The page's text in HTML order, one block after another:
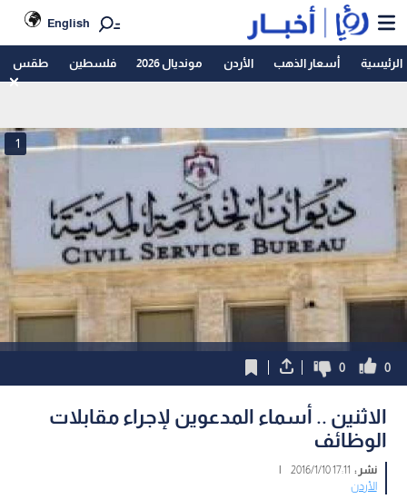
English
الرئيسية أسعار الذهب الأردن مونديال 2026 فلسطين طقس
1
0
0
الاثنين .. أسماء المدعوين لإجراء مقابلات
الوظائف
نشر : 17:11 2016/1/10
|
الأردن